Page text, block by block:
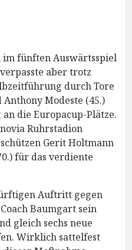
im fünften Auswärtsspiel
aber trotz
durch Tore
Modeste (45.)
die Europacup-Plätze.
Ruhrstadion
Gerit Holtmann
für das verdiente
Auftritt gegen
Baumgart sein
gleich sechs neue
Wirklich sattelfest